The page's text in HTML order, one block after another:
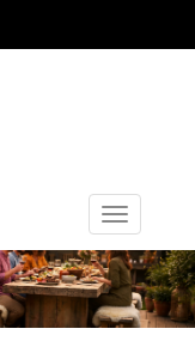
Toggle